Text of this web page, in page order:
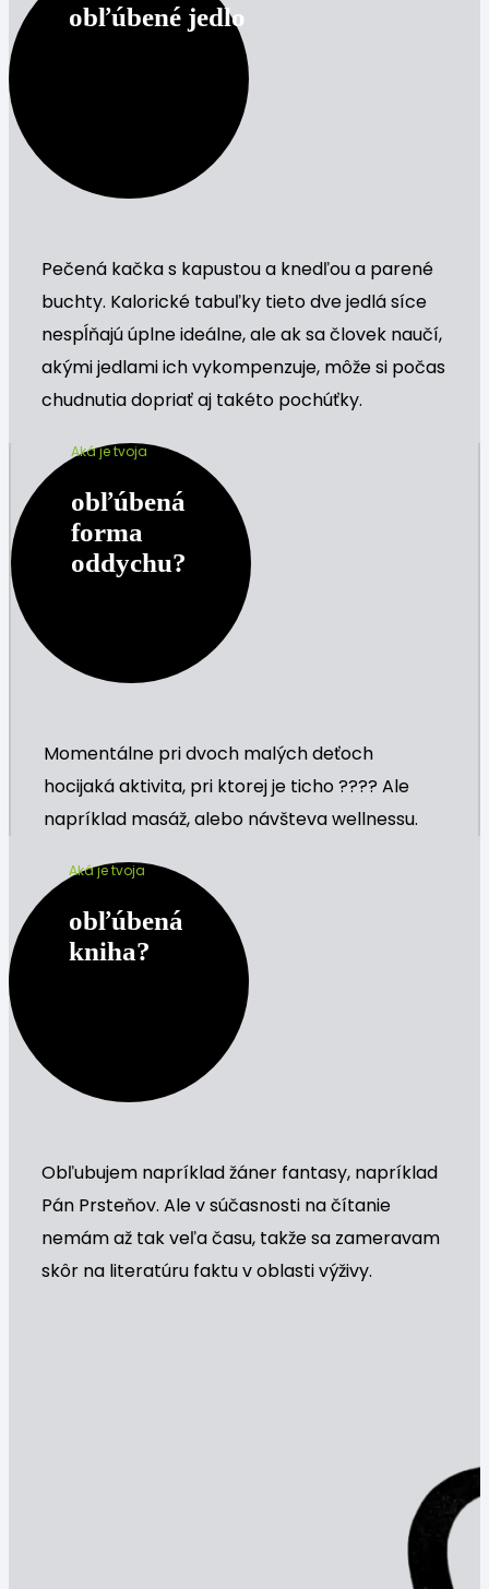
obľúbené jedlo
Pečená kačka s kapustou a knedľou a parené
buchty. Kalorické tabuľky tieto dve jedlá síce
nespĺňajú úplne ideálne, ale ak sa človek naučí,
akými jedlami ich vykompenzuje, môže si počas
chudnutia dopriať aj takéto pochúťky.
Aká je tvoja
obľúbená
forma
oddychu?
Momentálne pri dvoch malých deťoch
hocijaká aktivita, pri ktorej je ticho ???? Ale
napríklad masáž, alebo návšteva wellnessu.
Aká je tvoja
obľúbená
kniha?
Obľubujem napríklad žáner fantasy, napríklad
Pán Prsteňov. Ale v súčasnosti na čítanie
nemám až tak veľa času, takže sa zameravam
skôr na literatúru faktu v oblasti výživy.